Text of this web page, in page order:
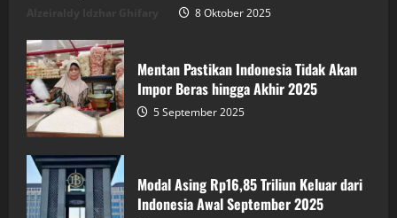
8 Oktober 2025
Mentan Pastikan Indonesia Tidak Akan
Impor Beras hingga Akhir 2025
5 September 2025
Modal Asing Rp16,85 Triliun Keluar dari
Indonesia Awal September 2025